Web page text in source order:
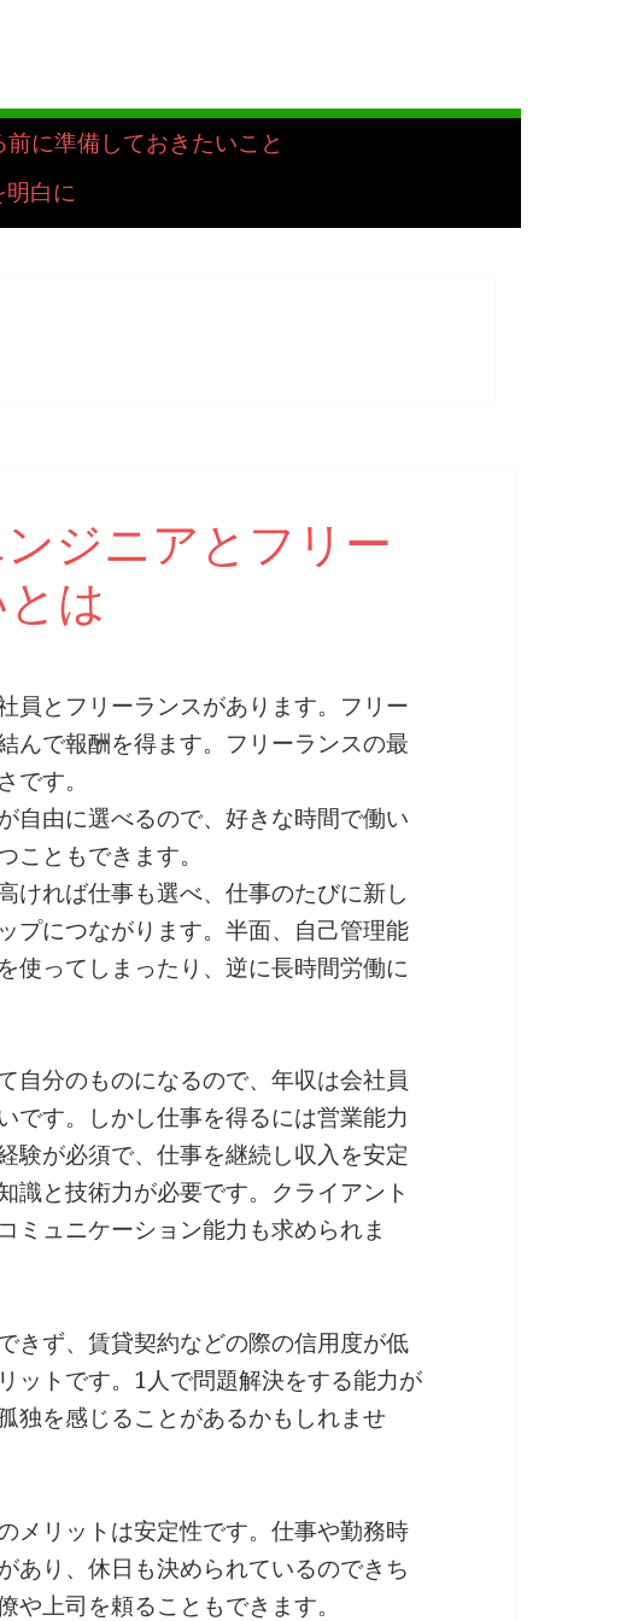
に準備しておきたいこと
白に
ジニアとフリー
は
員とフリーランスがあります。フリー
んで報酬を得ます。フリーランスの最
です。
自由に選べるので、好きな時間で働い
こともできます。
ければ仕事も選べ、仕事のたびに新し
プにつながります。半面、自己管理能
使ってしまったり、逆に長時間労働に
自分のものになるので、年収は会社員
です。しかし仕事を得るには営業能力
験が必須で、仕事を継続し収入を安定
識と技術力が必要です。クライアント
ミュニケーション能力も求められま
きず、賃貸契約などの際の信用度が低
ットです。1人で問題解決をする能力が
独を感じることがあるかもしれませ
メリットは安定性です。仕事や勤務時
あり、休日も決められているのできち
や上司を頼ることもできます。